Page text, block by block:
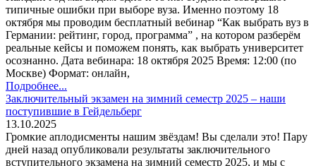
типичные ошибки при выборе вуза. Именно поэтому 18
октября мы проводим бесплатный вебинар “Как выбрать вуз в
Германии: рейтинг, город, программа” , на котором разберём
реальные кейсы и поможем понять, как выбрать университет
осознанно. Дата вебинара: 18 октября 2025 Время: 12:00 (по
Москве) Формат: онлайн,
Подробнее...
Заключительный экзамен на зимний семестр 2025 – наши
поступившие в Гейдельберг
13.10.2025
Громкие аплодисменты нашим звёздам! Вы сделали это! Пару
дней назад опубликовали результаты заключительного
вступительного экзамена на зимний семестр 2025, и мы с